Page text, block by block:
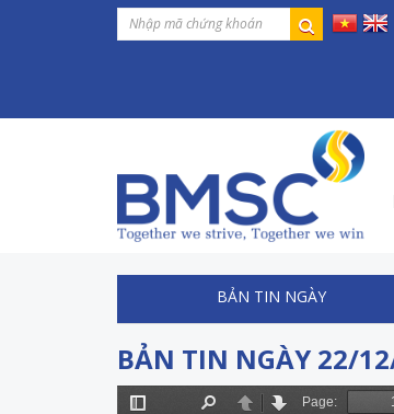
BẢN TIN NGÀY
BẢN TIN NGÀY 22/